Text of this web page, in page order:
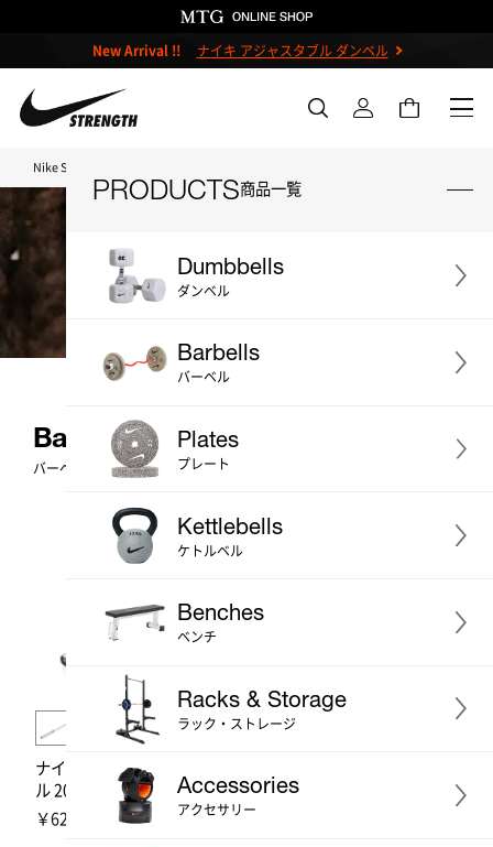
New Arrival !! ナイキ アジャスタブル ダンベル
＃バーベル ＃プレート
＃プライオボックス
PRODUCTS商品一覧
Dumbbells
ダンベル
Barbells
バーベル
Plates
プレート
Kettlebells
ケトルベル
Benches
ベンチ
Racks & Storage
ラック・ストレージ
Accessories
アクセサリー
Nike Strength TOP
Barbells (8
バーベル
ナイキストレングス バーベ
ル 20kg (クローム)
￥62,590
[税込]
ドバーベル 15kg (ブラック)